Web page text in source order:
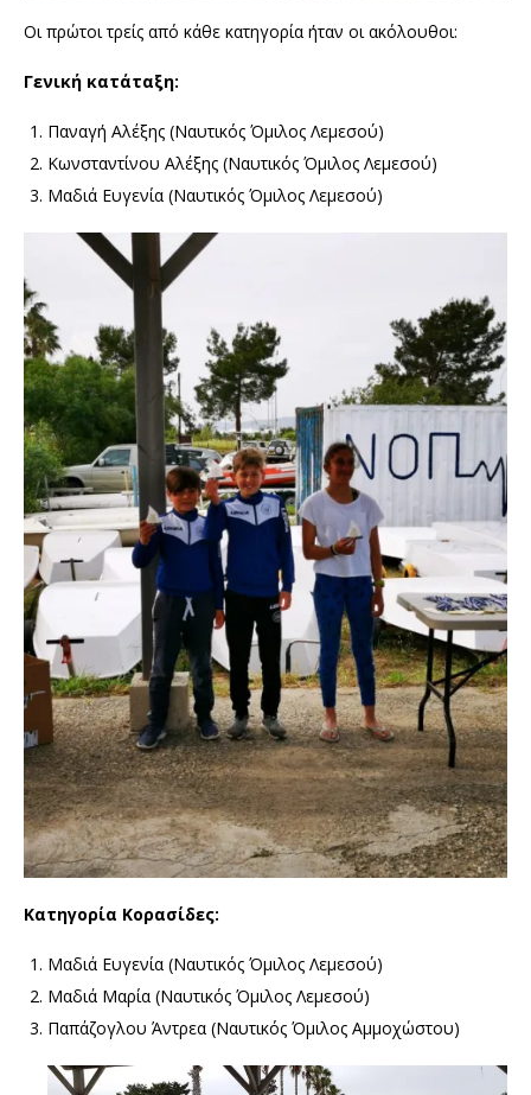
Οι πρώτοι τρείς από κάθε κατηγορία ήταν οι ακόλουθοι:
Γενική κατάταξη:
Παναγή Αλέξης (Ναυτικός Όμιλος Λεμεσού)
Κωνσταντίνου Αλέξης (Ναυτικός Όμιλος Λεμεσού)
Μαδιά Ευγενία (Ναυτικός Όμιλος Λεμεσού)
Κατηγορία Κορασίδες:
Μαδιά Ευγενία (Ναυτικός Όμιλος Λεμεσού)
Μαδιά Μαρία (Ναυτικός Όμιλος Λεμεσού)
Παπάζογλου Άντρεα (Ναυτικός Όμιλος Αμμοχώστου)